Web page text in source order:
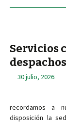
Servicios
30 julio, 2026
recordamos a
disposición la